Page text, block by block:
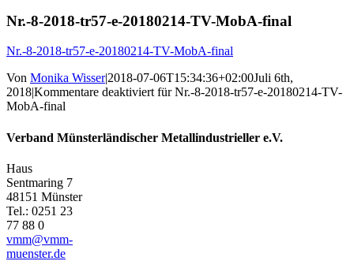
Nr.-8-2018-tr57-e-20180214-TV-MobA-final
Nr.-8-2018-tr57-e-20180214-TV-MobA-final
Von Monika Wisser|2018-07-06T15:34:36+02:00Juli 6th,
2018|Kommentare deaktiviertfür Nr.-8-2018-tr57-e-20180214-TV-
MobA-final
Verband Münsterländischer Metallindustrieller e.V.
Haus
Sentmaring 7
48151 Münster
Tel.: 0251 23
77 88 0
vmm@vmm-
muenster.de